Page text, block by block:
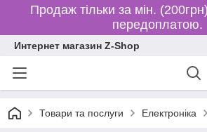
Продаж тільки за мін.
передоплатою.
Интернет магазин Z-Shop
Товари та послуги Електроніка